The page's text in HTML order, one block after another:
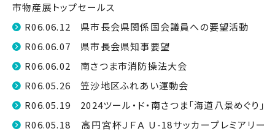
市物産展トップセールス
R06.06.12 県市長会県関係国会議員への要望活動
R06.06.07 県市長会県知事要望
R06.06.02 南さつま市消防操法大会
R06.05.26 笠沙地区ふれあい運動会
R06.05.19 2024ツール・ド・南さつま「海道八景めぐり」
R06.05.18 高円宮杯ＪＦＡ U-18サッカープレミアリー